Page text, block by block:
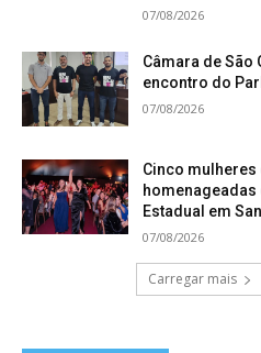
07/08/2026
Câmara de São
encontro do
07/08/2026
Cinco
Estadual em
07/08/2026
Carregar mais